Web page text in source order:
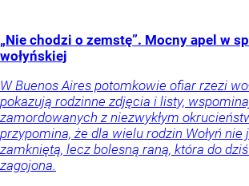
„Nie chodzi o zemstę”. Mocny apel w
wołyńskiej
W Buenos Aires potomkowie ofiar rzezi
pokazują rodzinne zdjęcia i listy,
zamordowanych z niezwykłym
przypomina, że dla wielu rodzin Wołyń nie
zamkniętą, lecz bolesną raną, która do dziś
zagojona.